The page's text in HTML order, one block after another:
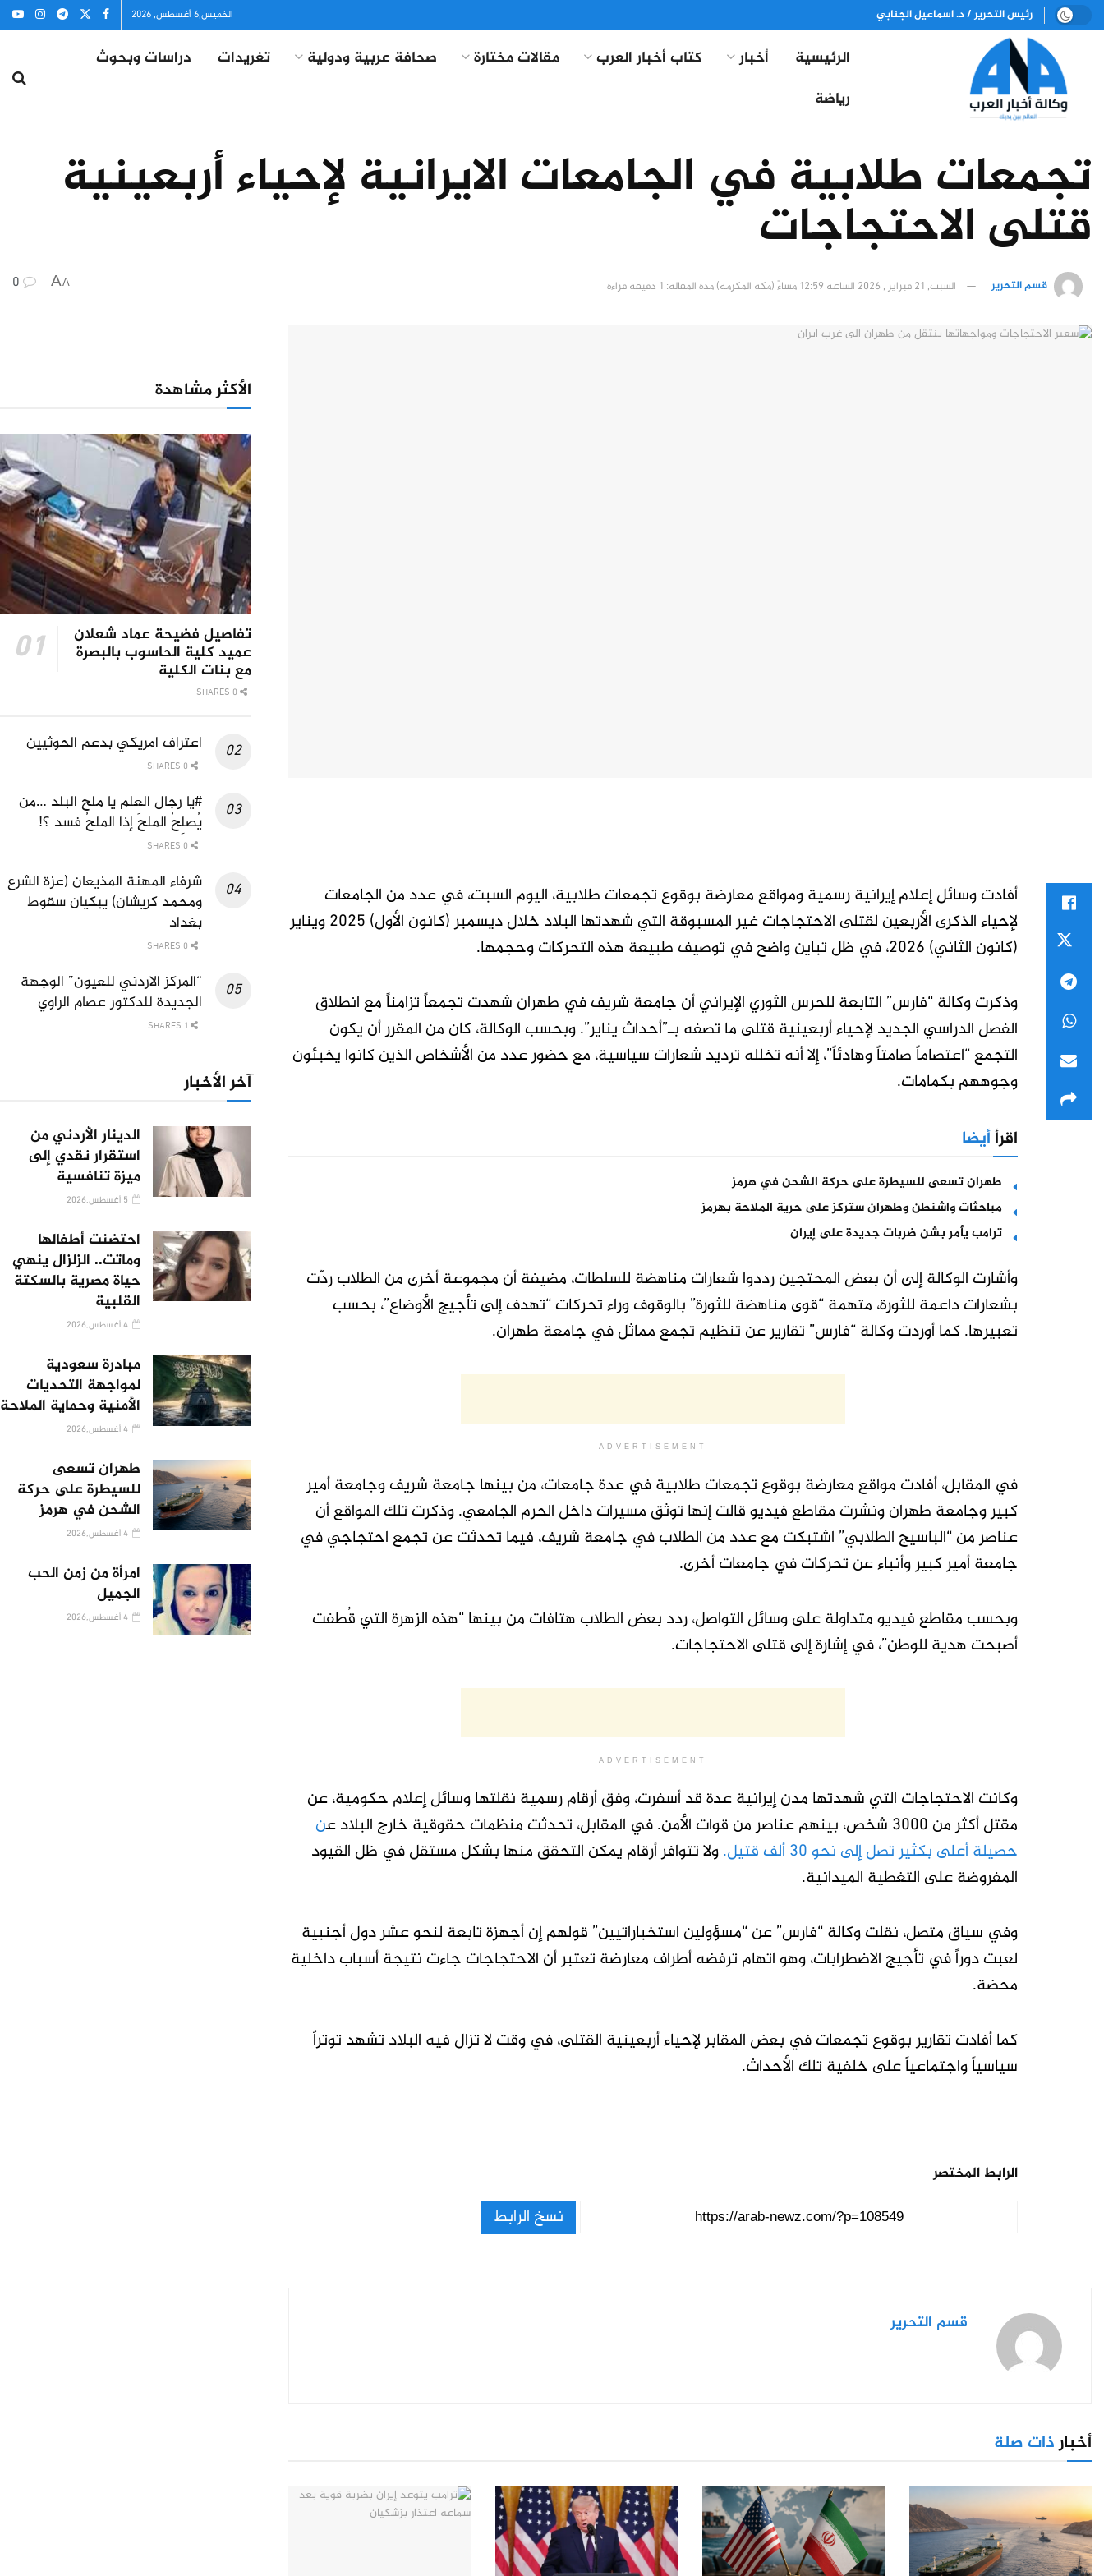
رئيس التحرير / د. اسماعيل الجنابي الخميس,6 أغسطس, 2026
الرئيسية أخبار كتاب أخبار العرب مقالات مختارة صحافة عربية ودولية تغريدات
دراسات وبحوث
رياضة
تجمعات طلابية في الجامعات الايرانية لإحياء أربعينية
قتلى الاحتجاجات
قسم التحرير السبت, 21 فبراير , 2026 الساعة 12:59 مساءً (مكة المكرمة) مدة المقالة: 1 دقيقة قراءة A
A
أفادت وسائل إعلام إيرانية رسمية ومواقع معارضة بوقوع تجمعات طلابية، اليوم السبت، في عدد من الجامعات
لإحياء الذكرى الأربعين لقتلى الاحتجاجات غير المسبوقة التي شهدتها البلاد خلال ديسمبر (كانون الأول) 2025 ويناير
(كانون الثاني) 2026، في ظل تباين واضح في توصيف طبيعة هذه التحركات وحجمها.
وذكرت وكالة “فارس” التابعة للحرس الثوري الإيراني أن جامعة شريف في طهران شهدت تجمعاً تزامناً مع انطلاق
الفصل الدراسي الجديد لإحياء أربعينية قتلى ما تصفه بـ”أحداث يناير”. وبحسب الوكالة، كان من المقرر أن يكون
التجمع “اعتصاماً صامتاً وهادئاً”، إلا أنه تخلله ترديد شعارات سياسية، مع حضور عدد من الأشخاص الذين كانوا يخبئون
وجوههم بكمامات.
اقرأأيضا
طهران تسعى للسيطرة على حركة الشحن في هرمز
مباحثات واشنطن وطهران ستركز على حرية الملاحة بهرمز
ترامب يأمر بشن ضربات جديدة على إيران
وأشارت الوكالة إلى أن بعض المحتجين رددوا شعارات مناهضة للسلطات، مضيفة أن مجموعة أخرى من الطلاب ردّت
بشعارات داعمة للثورة، متهمة “قوى مناهضة للثورة” بالوقوف وراء تحركات “تهدف إلى تأجيج الأوضاع”، بحسب
تعبيرها. كما أوردت وكالة “فارس” تقارير عن تنظيم تجمع مماثل في جامعة طهران.
ADVERTISEMENT
في المقابل، أفادت مواقع معارضة بوقوع تجمعات طلابية في عدة جامعات، من بينها جامعة شريف وجامعة أمير
كبير وجامعة طهران ونشرت مقاطع فيديو قالت إنها توثق مسيرات داخل الحرم الجامعي. وذكرت تلك المواقع أن
عناصر من “الباسيج الطلابي” اشتبكت مع عدد من الطلاب في جامعة شريف، فيما تحدثت عن تجمع احتجاجي في
جامعة أمير كبير وأنباء عن تحركات في جامعات أخرى.
وبحسب مقاطع فيديو متداولة على وسائل التواصل، ردد بعض الطلاب هتافات من بينها “هذه الزهرة التي قُطفت
أصبحت هدية للوطن”، في إشارة إلى قتلى الاحتجاجات.
ADVERTISEMENT
وكانت الاحتجاجات التي شهدتها مدن إيرانية عدة قد أسفرت، وفق أرقام رسمية نقلتها وسائل إعلام حكومية، عن
مقتل أكثر من 3000 شخص، بينهم عناصر من قوات الأمن. في المقابل، تحدثت منظمات حقوقية خارج البلاد ع
ن
حصيلة أعلى بكثير تصل إلى نحو 30 ألف قتيل.
ولا تتوافر أرقام يمكن التحقق منها بشكل مستقل في ظل القيود
المفروضة على التغطية الميدانية.
وفي سياق متصل، نقلت وكالة “فارس” عن “مسؤولين استخباراتيين” قولهم إن أجهزة تابعة لنحو عشر دول أجنبية
لعبت دوراً في تأجيج الاضطرابات، وهو اتهام ترفضه أطراف معارضة تعتبر أن الاحتجاجات جاءت نتيجة أسباب داخلية
محضة.
كما أفادت تقارير بوقوع تجمعات في بعض المقابر لإحياء أربعينية القتلى، في وقت لا تزال فيه البلاد تشهد توتراً
سياسياً واجتماعياً على خلفية تلك الأحداث.
الرابط المختصر
نسخ الرابط
قسم التحرير
أخبارذات صلة
الأكثر مشاهدة
تفاصيل فضيحة عماد شعلان
عميد كلية الحاسوب بالبصرة
مع بنات الكلية
اعتراف امريكي بدعم الحوثيين
#يا رجال العلم يا ملح البلد …من
يُصلِحُ الملحَ إذا الملحُ فسد ؟!
شرفاء المهنة المذيعان (عزة الشرع
ومحمد كريشان) يبكيان سقوط
بغداد
“المركز الاردني للعيون” الوجهة
الجديدة للدكتور عصام الراوي
آخر الأخبار
الدينار الأردني من
استقرار نقدي إلى
ميزة تنافسية
احتضنت أطفالها
وماتت.. الزلزال ينهي
حياة مصرية بالسكتة
القلبية
مبادرة سعودية
لمواجهة التحديات
الأمنية وحماية الملاحة
طهران تسعى
للسيطرة على حركة
الشحن في هرمز
امرأة من زمن الحب
الجميل